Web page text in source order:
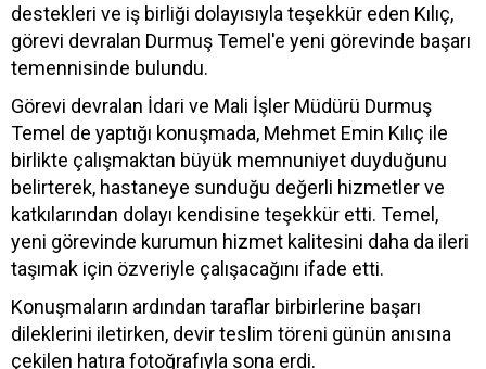
destekleri ve iş birliği dolayısıyla teşekkür eden Kılıç,
görevi devralan Durmuş Temel'e yeni görevinde başarı
temennisinde bulundu.
Görevi devralan İdari ve Mali İşler Müdürü Durmuş
Temel de yaptığı konuşmada, Mehmet Emin Kılıç ile
birlikte çalışmaktan büyük memnuniyet duyduğunu
belirterek, hastaneye sunduğu değerli hizmetler ve
katkılarından dolayı kendisine teşekkür etti. Temel,
yeni görevinde kurumun hizmet kalitesini daha da ileri
taşımak için özveriyle çalışacağını ifade etti.
Konuşmaların ardından taraflar birbirlerine başarı
dileklerini iletirken, devir teslim töreni günün anısına
çekilen hatıra fotoğrafıyla sona erdi.